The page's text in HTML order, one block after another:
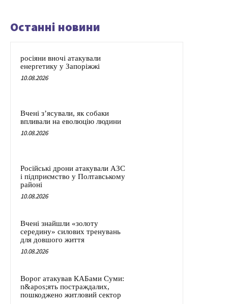
Останні новини
росіяни вночі атакували
енергетику у Запоріжжі
10.08.2026
Вчені з’ясували, як собаки
впливали на еволюцію людини
10.08.2026
Російські дрони атакували АЗС
і підприємство у Полтавському
районі
10.08.2026
Вчені знайшли «золоту
середину» силових тренувань
для довшого життя
10.08.2026
Ворог атакував КАБами Суми:
п&apos;ять постраждалих,
пошкоджено житловий сектор